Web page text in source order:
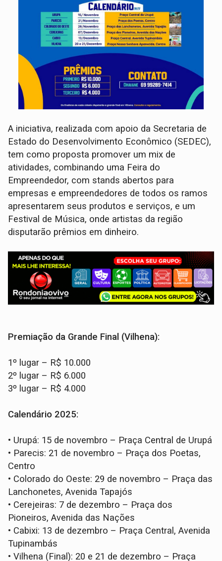
A iniciativa, realizada com apoio da Secretaria de
Estado do Desenvolvimento Econômico (SEDEC),
tem como proposta promover um mix de
atividades, combinando uma Feira do
Empreendedor, com stands abertos para
empresas e empreendedores de todos os ramos
apresentarem seus produtos e serviços, e um
Festival de Música, onde artistas da região
disputarão prêmios em dinheiro.
Premiação da Grande Final (Vilhena):
1º lugar – R$ 10.000
2º lugar – R$ 6.000
3º lugar – R$ 4.000
Calendário 2025:
• Urupá: 15 de novembro – Praça Central de Urupá
• Parecis: 21 de novembro – Praça dos Poetas,
Centro
• Colorado do Oeste: 29 de novembro – Praça das
Lanchonetes, Avenida Tapajós
• Cerejeiras: 7 de dezembro – Praça dos
Pioneiros, Avenida das Nações
• Cabixi: 13 de dezembro – Praça Central, Avenida
Tupinambás
• Vilhena (Final): 20 e 21 de dezembro – Praça